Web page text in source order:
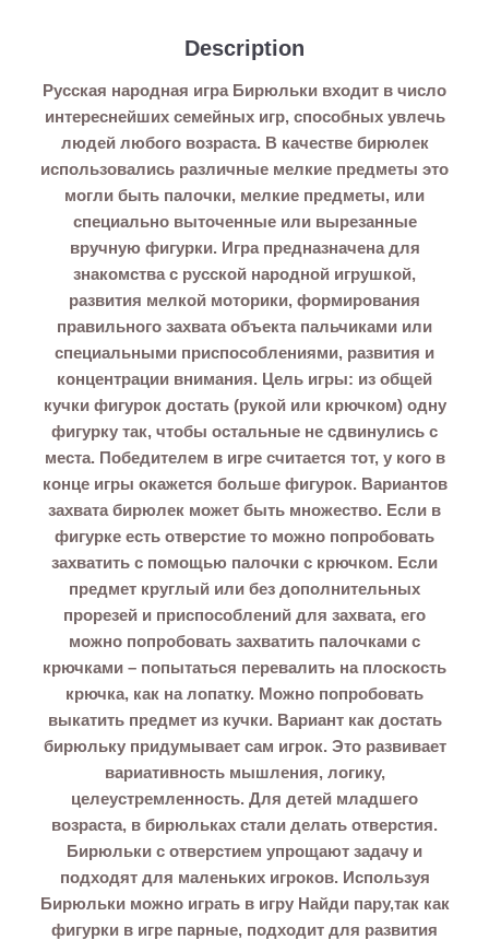
Description
Русская народная игра Бирюльки входит в число
интереснейших семейных игр, способных увлечь
людей любого возраста. В качестве бирюлек
использовались различные мелкие предметы это
могли быть палочки, мелкие предметы, или
специально выточенные или вырезанные
вручную фигурки. Игра предназначена для
знакомства с русской народной игрушкой,
развития мелкой моторики, формирования
правильного захвата объекта пальчиками или
специальными приспособлениями, развития и
концентрации внимания. Цель игры: из общей
кучки фигурок достать (рукой или крючком) одну
фигурку так, чтобы остальные не сдвинулись с
места. Победителем в игре считается тот, у кого в
конце игры окажется больше фигурок. Вариантов
захвата бирюлек может быть множество. Если в
фигурке есть отверстие то можно попробовать
захватить с помощью палочки с крючком. Если
предмет круглый или без дополнительных
прорезей и приспособлений для захвата, его
можно попробовать захватить палочками с
крючками – попытаться перевалить на плоскость
крючка, как на лопатку. Можно попробовать
выкатить предмет из кучки. Вариант как достать
бирюльку придумывает сам игрок. Это развивает
вариативность мышления, логику,
целеустремленность. Для детей младшего
возраста, в бирюльках стали делать отверстия.
Бирюльки с отверстием упрощают задачу и
подходят для маленьких игроков. Используя
Бирюльки можно играть в игру Найди пару,так как
фигурки в игре парные, подходит для развития